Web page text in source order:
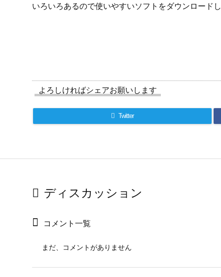
いろいろあるので使いやすいソフトをダウンロード
よろしければシェアお願いします
Twitter
ディスカッション
コメント一覧
まだ、コメントがありません